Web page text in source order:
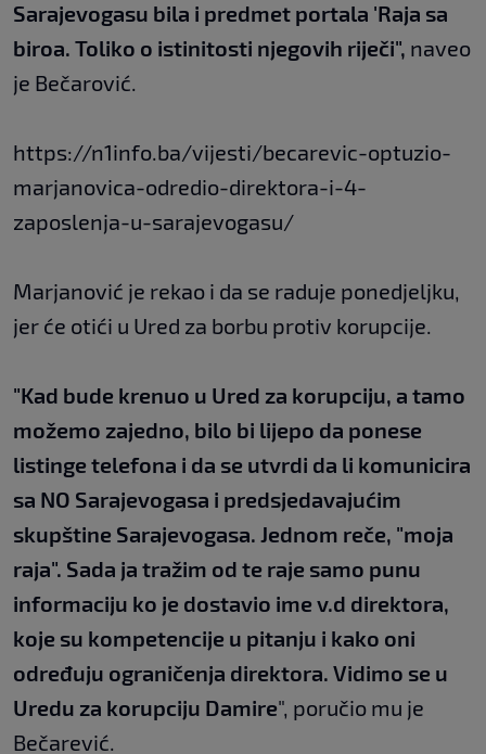
Sarajevogasu bila i predmet portala 'Raja sa
biroa. Toliko o istinitosti njegovih riječi", naveo
je Bečarović.
https://n1info.ba/vijesti/becarevic-optuzio-
marjanovica-odredio-direktora-i-4-
zaposlenja-u-sarajevogasu/
Marjanović je rekao i da se raduje ponedjeljku,
jer će otići u Ured za borbu protiv korupcije.
"Kad bude krenuo u Ured za korupciju, a tamo
možemo zajedno, bilo bi lijepo da ponese
listinge telefona i da se utvrdi da li komunicira
sa NO Sarajevogasa i predsjedavajućim
skupštine Sarajevogasa. Jednom reče, "moja
raja". Sada ja tražim od te raje samo punu
informaciju ko je dostavio ime v.d direktora,
koje su kompetencije u pitanju i kako oni
određuju ograničenja direktora. Vidimo se u
Uredu za korupciju Damire", poručio mu je
Bečarević.